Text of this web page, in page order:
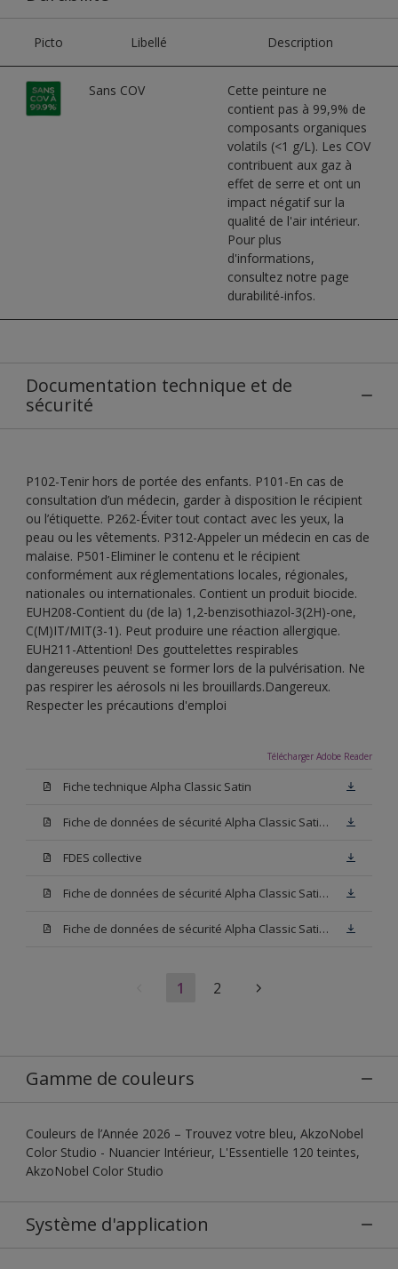
Picto Libellé Description
Sans COV
Cette peinture ne
contient pas à 99,9% de
composants organiques
volatils (<1 g/L). Les COV
contribuent aux gaz à
effet de serre et ont un
impact négatif sur la
qualité de l'air intérieur.
Pour plus
d'informations,
consultez notre page
durabilité-infos.
Documentation technique et de
sécurité
P102-Tenir hors de portée des enfants. P101-En cas de
consultation d’un médecin, garder à disposition le récipient
ou l’étiquette. P262-Éviter tout contact avec les yeux, la
peau ou les vêtements. P312-Appeler un médecin en cas de
malaise. P501-Eliminer le contenu et le récipient
conformément aux réglementations locales, régionales,
nationales ou internationales. Contient un produit biocide.
EUH208-Contient du (de la) 1,2-benzisothiazol-3(2H)-one,
C(M)IT/MIT(3-1). Peut produire une réaction allergique.
EUH211-Attention! Des gouttelettes respirables
dangereuses peuvent se former lors de la pulvérisation. Ne
pas respirer les aérosols ni les brouillards.Dangereux.
Respecter les précautions d'emploi
Télécharger Adobe Reader
Fiche technique Alpha Classic Satin
Fiche de données de sécurité Alpha Classic Satin Blanc
FDES collective
Fiche de données de sécurité Alpha Classic Satin Base W05
Fiche de données de sécurité Alpha Classic Satin Base N00
1 2
Gamme de couleurs
Couleurs de l’Année 2026 – Trouvez votre bleu, AkzoNobel
Color Studio - Nuancier Intérieur, L'Essentielle 120 teintes,
AkzoNobel Color Studio
Système d'application